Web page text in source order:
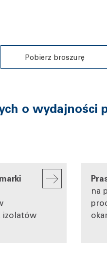
Pobierz broszurę
o wydajności
izolatów
na